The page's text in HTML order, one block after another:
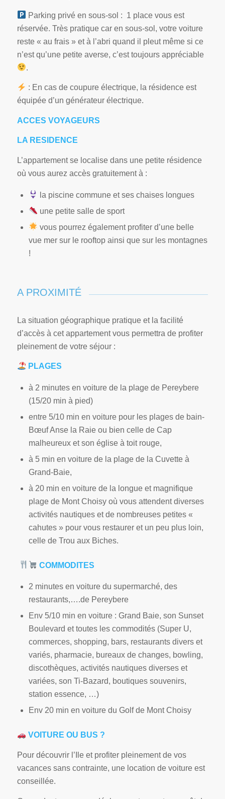
Parking privé en sous-sol : 1 place vous est
réservée. Très pratique car en sous-sol, votre voiture
reste « au frais » et à l’abri quand il pleut même si ce
n’est qu’une petite averse, c’est toujours appréciable
.
: En cas de coupure électrique, la résidence est
équipée d’un générateur électrique.
ACCES VOYAGEURS
LA RESIDENCE
L’appartement se localise dans une petite résidence
où vous aurez accès gratuitement à :
la piscine commune et ses chaises longues
une petite salle de sport
vous pourrez également profiter d’une belle
vue mer sur le rooftop ainsi que sur les montagnes
!
A PROXIMITÉ
La situation géographique pratique et la facilité
d’accès à cet appartement vous permettra de profiter
pleinement de votre séjour :
PLAGES
à 2 minutes en voiture de la plage de Pereybere
(15/20 min à pied)
entre 5/10 min en voiture pour les plages de bain-
Bœuf Anse la Raie ou bien celle de Cap
malheureux et son église à toit rouge,
à 5 min en voiture de la plage de la Cuvette à
Grand-Baie,
à 20 min en voiture de la longue et magnifique
plage de Mont Choisy où vous attendent diverses
activités nautiques et de nombreuses petites «
cahutes » pour vous restaurer et un peu plus loin,
celle de Trou aux Biches.
COMMODITES
2 minutes en voiture du supermarché, des
restaurants,….de Pereybere
Env 5/10 min en voiture : Grand Baie, son Sunset
Boulevard et toutes les commodités (Super U,
commerces, shopping, bars, restaurants divers et
variés, pharmacie, bureaux de changes, bowling,
discothèques, activités nautiques diverses et
variées, son Ti-Bazard, boutiques souvenirs,
station essence, …)
Env 20 min en voiture du Golf de Mont Choisy
VOITURE OU BUS ?
Pour découvrir l’Ile et profiter pleinement de vos
vacances sans contrainte, une location de voiture est
conseillée.